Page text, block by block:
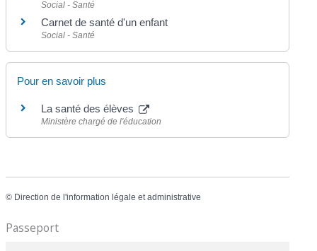
Social - Santé
Carnet de santé d'un enfant
Social - Santé
Pour en savoir plus
La santé des élèves
Ministère chargé de l'éducation
© Direction de l'information légale et administrative
Passeport